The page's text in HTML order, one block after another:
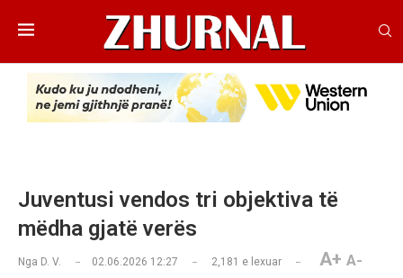
Juventusi vendos tri objektiva të
mëdha gjatë verës
Nga D. V. 02.06.2026 12:27 2,181 e lexuar A+ A-